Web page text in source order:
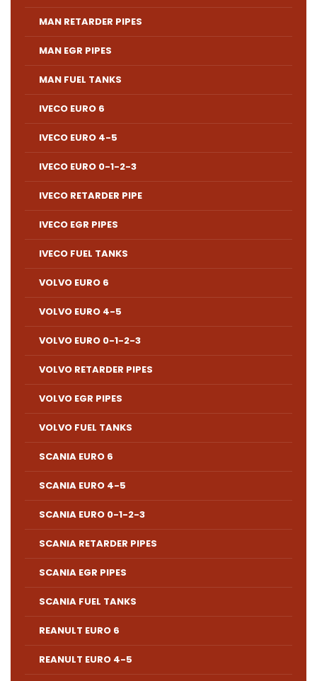
MAN RETARDER PIPES
MAN EGR PIPES
MAN FUEL TANKS
IVECO EURO 6
IVECO EURO 4-5
IVECO EURO 0-1-2-3
IVECO RETARDER PIPE
IVECO EGR PIPES
IVECO FUEL TANKS
VOLVO EURO 6
VOLVO EURO 4-5
VOLVO EURO 0-1-2-3
VOLVO RETARDER PIPES
VOLVO EGR PIPES
VOLVO FUEL TANKS
SCANIA EURO 6
SCANIA EURO 4-5
SCANIA EURO 0-1-2-3
SCANIA RETARDER PIPES
SCANIA EGR PIPES
SCANIA FUEL TANKS
REANULT EURO 6
REANULT EURO 4-5